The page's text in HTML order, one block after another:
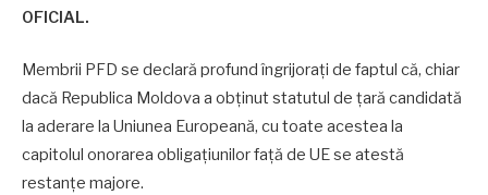
OFICIAL.
Membrii PFD se declară profund îngrijorați de faptul că, chiar
dacă Republica Moldova a obţinut statutul de ţară candidată
la aderare la Uniunea Europeană, cu toate acestea la
capitolul onorarea obligaţiunilor faţă de UE se atestă
restanţe majore.